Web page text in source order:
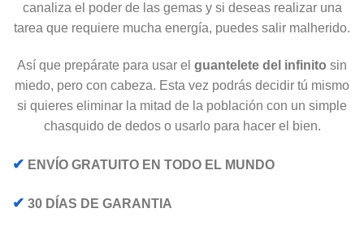
canaliza el poder de las gemas y si deseas realizar una
tarea que requiere mucha energía, puedes salir malherido.
Así que prepárate para usar el guantelete del infinito sin
miedo, pero con cabeza. Esta vez podrás decidir tú mismo
si quieres eliminar la mitad de la población con un simple
chasquido de dedos o usarlo para hacer el bien.
✔ ENVÍO GRATUITO EN TODO EL MUNDO
✔ 30 DÍAS DE GARANTIA